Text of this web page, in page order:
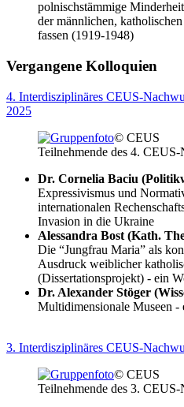
polnischstämmige
der männlichen,
fassen (1919-1948)
Vergangene Kolloquien
4. Interdisziplinäres CEUS-
2025
© CEUS
Teilnehmende des 4.
Dr. Cornelia Baciu
Expressivismus und
internationalen
Invasion in die Ukraine
Alessandra Bost (Kath.
Die “Jungfrau Maria” als
Ausdruck weiblicher
(Dissertationsprojekt) - ein
Dr. Alexander Stöger
Multidimensionale Museen -
3. Interdisziplinäres CEUS-
© CEUS
Teilnehmende des 3.